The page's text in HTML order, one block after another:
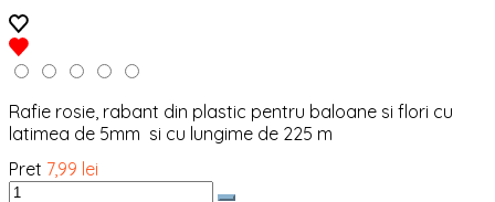
Rafie rosie, rabant din plastic pentru baloane si flori cu
latimea de 5mm si cu lungime de 225 m
Pret 7,99 lei